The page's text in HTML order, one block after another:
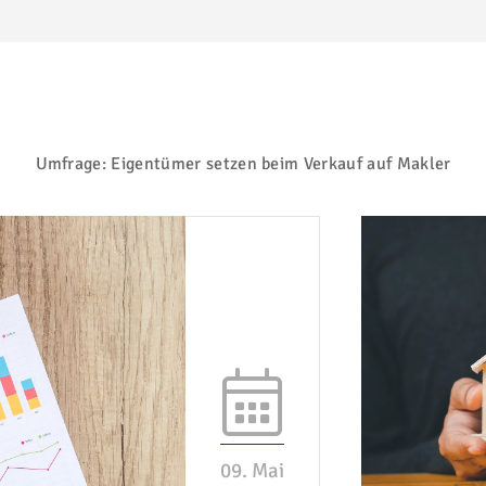
Umfrage: Eigentümer setzen beim Verkauf auf Makler
09. Mai